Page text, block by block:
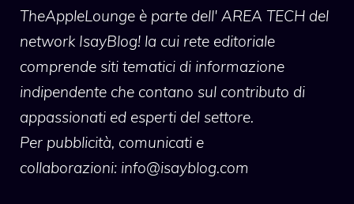
TheAppleLounge è parte dell' AREA TECH del
network IsayBlog! la cui rete editoriale
comprende siti tematici di informazione
indipendente che contano sul contributo di
appassionati ed esperti del settore.
Per pubblicità, comunicati e
collaborazioni: info@isayblog.com